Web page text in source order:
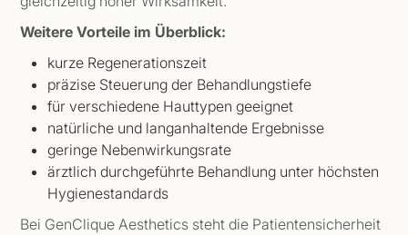
Weitere Vorteile im Überblick:
kurze Regenerationszeit
präzise Steuerung der Behandlungstiefe
für verschiedene Hauttypen geeignet
natürliche und langanhaltende Ergebnisse
geringe Nebenwirkungsrate
ärztlich durchgeführte Behandlung unter höchsten
Hygienestandards
Bei GenClique Aesthetics steht die Patientensicherheit